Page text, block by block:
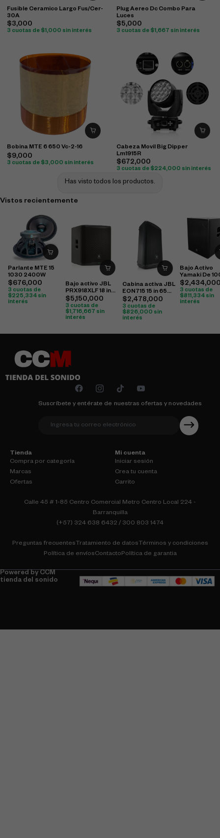
Fusible Ceramico Largo Fus/Cer-
30A
$3,000
3 cuotas de $1,000 sin interés
Plug Aereo Dc Combo Para
Luces
$5,000
3 cuotas de $1,667 sin interés
Bobina MTE 6 650 Vc-2-16
$9,000
3 cuotas de $3,000 sin interés
Cabeza Movil Big Dipper
Lm1915R
$672,000
3 cuotas de $224,000 sin interés
Has visto todos los productos.
Vistos recientemente
Parlante MTE 15
1030 2400W
$676,000
3 cuotas de
$225,334 sin
interés
Bajo activo JBL
PRX918XLF 18 in
1000 W RMS
$5,150,000
3 cuotas de
$1,716,667 sin
interés
Cabina activa JBL
EON715 15 in 650
W RMS Bluetooth
$2,478,000
3 cuotas de
$826,000 sin
interés
Bajo Activo
Yamaki De
Sm1500Sb
$
3 cuotas de
$811,334sin
interés
Suscríbete y entérate de nuestras ofertas y novedades
Tienda
Compra por categoría
Marcas
Ofertas
Mi cuenta
Iniciar sesión
Crea tu cuenta
Carrito
Calle 45 # 1-85 Centro Comercial Metro Centro Local 224 -
Barranquilla
(+57) 324 638 6432 / 300 803 1474
Preguntas frecuentesTratamiento de datosTérminos y condiciones
Política de envíosContactoPolítica de garantia
Powered by CCM
tienda del sonido